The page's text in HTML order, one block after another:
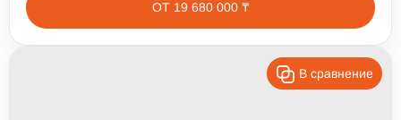
ОТ 19 680 000 ₸
В сравнение